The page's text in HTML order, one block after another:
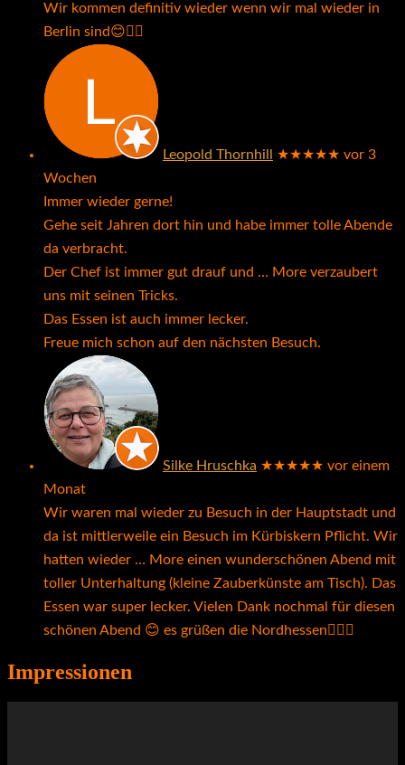
Wir kommen definitiv wieder wenn wir mal wieder in
Berlin sind😊👍🏼
Leopold Thornhill ★★★★★ vor 3
Wochen
Immer wieder gerne!
Gehe seit Jahren dort hin und habe immer tolle Abende
da verbracht.
Der Chef ist immer gut drauf und … More verzaubert
uns mit seinen Tricks.
Das Essen ist auch immer lecker.
Freue mich schon auf den nächsten Besuch.
Silke Hruschka ★★★★★ vor einem
Monat
Wir waren mal wieder zu Besuch in der Hauptstadt und
da ist mittlerweile ein Besuch im Kürbiskern Pflicht. Wir
hatten wieder … More einen wunderschönen Abend mit
toller Unterhaltung (kleine Zauberkünste am Tisch). Das
Essen war super lecker. Vielen Dank nochmal für diesen
schönen Abend 😊 es grüßen die Nordhessen🙋🏼‍♀️
Impressionen